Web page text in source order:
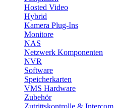
Hosted Video
Hybrid
Kamera Plug-Ins
Monitore
NAS
Netzwerk Komponenten
NVR
Software
Speicherkarten
VMS Hardware
Zubehör
Zutrittskontrolle & Intercom